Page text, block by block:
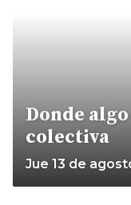
Donde
colectiva
Jue 13 de